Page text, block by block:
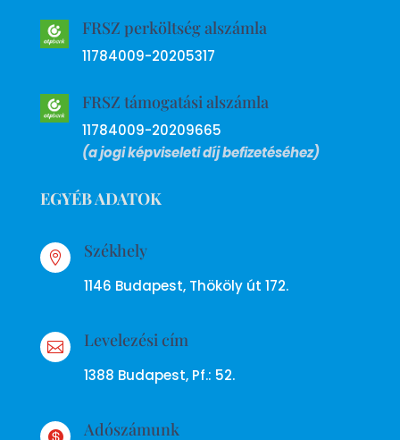
FRSZ perköltség alszámla
11784009-20205317
FRSZ támogatási alszámla
11784009-20209665
(a jogi képviseleti díj befizetéséhez)
EGYÉB ADATOK
 Székhely
1146 Budapest, Thököly út 172.
 Levelezési cím
1388 Budapest, Pf.: 52.
 Adószámunk